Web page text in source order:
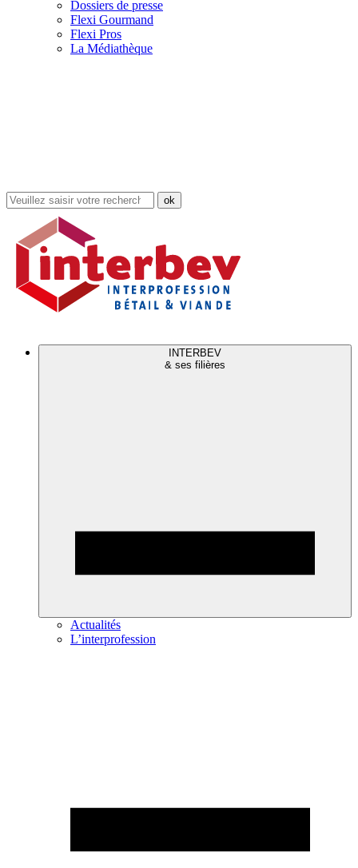
Dossiers de presse
Flexi Gourmand
Flexi Pros
La Médiathèque
Rechercher
dans
site
INTERBEV
& ses filières
Actualités
L’interprofession